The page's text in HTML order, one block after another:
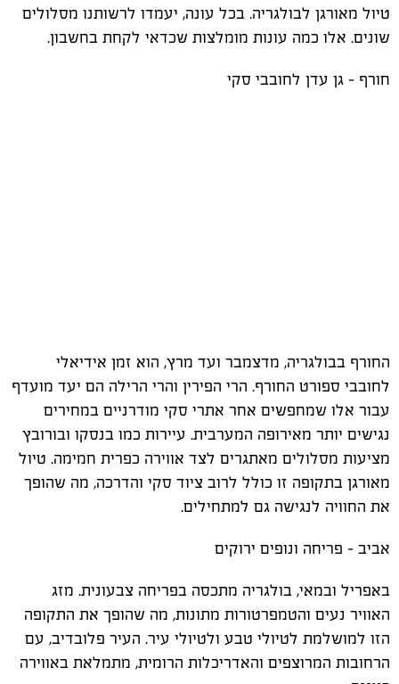
טיול מאורגן לבולגריה. בכל עונה, יעמדו לרשותנו מסלולים
שונים. אלו כמה עונות מומלצות שכדאי לקחת בחשבון.
חורף - גן עדן לחובבי סקי
החורף בבולגריה, מדצמבר ועד מרץ, הוא זמן אידיאלי
לחובבי ספורט החורף. הרי הפירין והרי הרילה הם יעד מועדף
עבור אלו שמחפשים אחר אתרי סקי מודרניים במחירים
נגישים יותר מאירופה המערבית. עיירות כמו בנסקו ובורובץ
מציעות מסלולים מאתגרים לצד אווירה כפרית חמימה. טיול
מאורגן בתקופה זו כולל לרוב ציוד סקי והדרכה, מה שהופך
את החוויה לנגישה גם למתחילים.
אביב - פריחה ונופים ירוקים
באפריל ובמאי, בולגריה מתכסה בפריחה צבעונית. מזג
האוויר נעים והטמפרטורות מתונות, מה שהופך את התקופה
הזו למושלמת לטיולי טבע ולטיולי עיר. העיר פלובדיב, עם
הרחובות המרוצפים והאדריכלות הרומית, מתמלאת באווירה